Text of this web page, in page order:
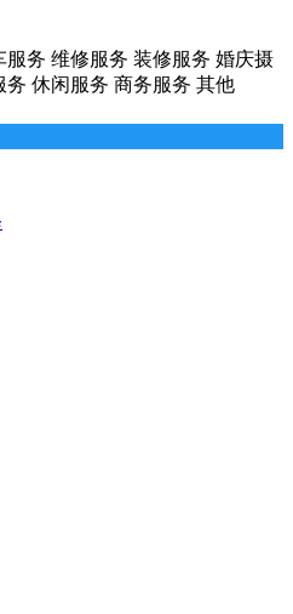
服务 维修服务 装修服务 婚庆摄
务 休闲服务 商务服务 其他